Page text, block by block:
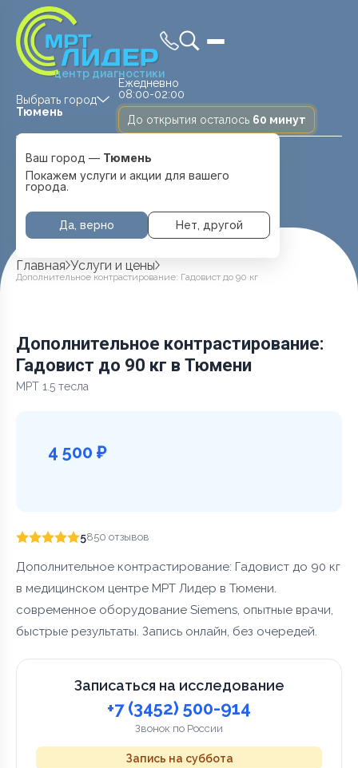
центр диагностики
Выбрать город
Тюмень
Medland —
детская клиника
Тюмень
Ежедневно
08:00-02:00
До открытия осталось 60 минут
08:00 — 20:00
Ваш город — Тюмень
Покажем услуги и акции для вашего
города.
Да, верно Нет, другой
Главная Услуги и цены
Дополнительное контрастирование: Гадовист до 90 кг
Дополнительное контрастирование:
Гадовист до 90 кг в Тюмени
МРТ 1.5 тесла
4 500 ₽
5850 отзывов
Дополнительное контрастирование: Гадовист до 90 кг
в медицинском центре МРТ Лидер в Тюмени.
современное оборудование Siemens, опытные врачи,
быстрые результаты. Запись онлайн, без очередей.
Записаться на исследование
+7 (3452) 500-914
Звонок по России
Запись на суббота